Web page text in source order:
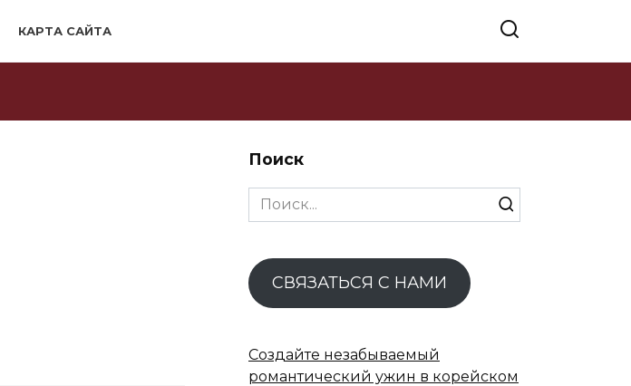
КАРТА САЙТА
Поиск
Search
for:
СВЯЗАТЬСЯ С НАМИ
Создайте незабываемый
романтический ужин в корейском